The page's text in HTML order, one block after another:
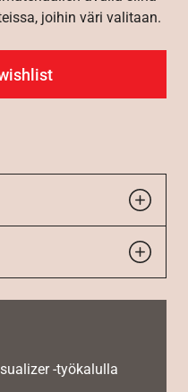
joihin väri valitaan.
-työkalulla